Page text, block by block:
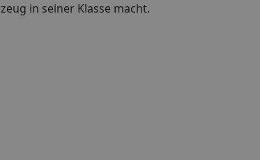
in seiner Klasse macht.